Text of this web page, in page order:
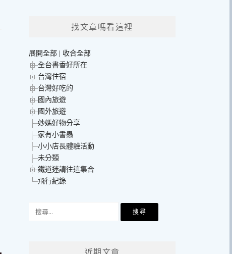
找文章嗎看這裡
展開全部
收合全部
全台書香好所在
台灣住宿
台灣好吃的
國內旅遊
國外旅遊
妙媽好物分享
家有小書蟲
小小店長體驗活動
未分類
鐵道迷請往這集合
飛行紀錄